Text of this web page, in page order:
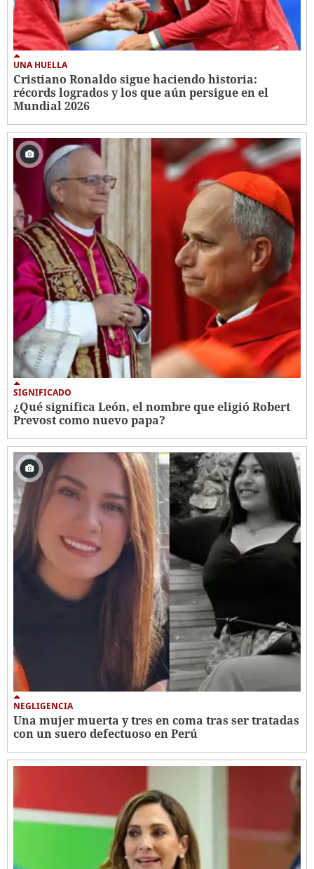
UNA HUELLA
Cristiano Ronaldo sigue haciendo historia:
récords logrados y los que aún persigue en el
Mundial 2026
SIGNIFICADO
¿Qué significa León, el nombre que eligió Robert
Prevost como nuevo papa?
NEGLIGENCIA
Una mujer muerta y tres en coma tras ser tratadas
con un suero defectuoso en Perú